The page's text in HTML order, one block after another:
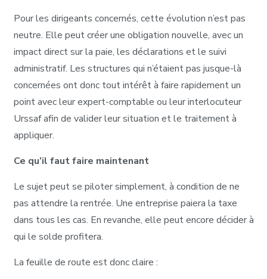
Pour les dirigeants concernés, cette évolution n’est pas
neutre. Elle peut créer une obligation nouvelle, avec un
impact direct sur la paie, les déclarations et le suivi
administratif. Les structures qui n’étaient pas jusque-là
concernées ont donc tout intérêt à faire rapidement un
point avec leur expert-comptable ou leur interlocuteur
Urssaf afin de valider leur situation et le traitement à
appliquer.
Ce qu’il faut faire maintenant
Le sujet peut se piloter simplement, à condition de ne
pas attendre la rentrée. Une entreprise paiera la taxe
dans tous les cas. En revanche, elle peut encore décider à
qui le solde profitera.
La feuille de route est donc claire :